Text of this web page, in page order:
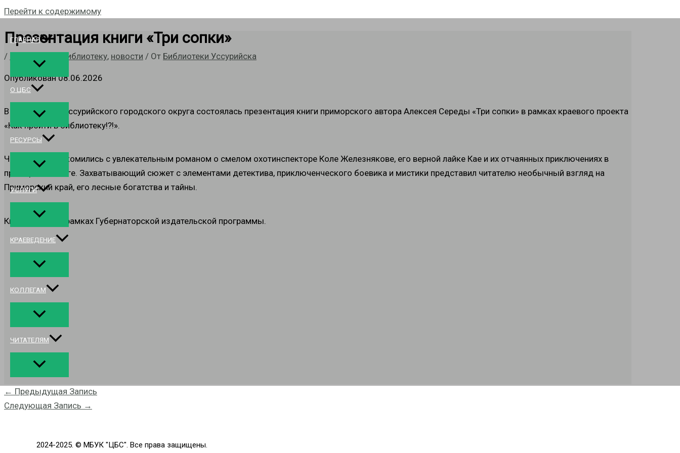
Перейти к содержимому
ГЛАВНАЯ
О ЦБС
РЕСУРСЫ
УСЛУГИ
КРАЕВЕДЕНИЕ
КОЛЛЕГАМ
ЧИТАТЕЛЯМ
Презентация книги «Три сопки»
/ Как пройти в библиотеку, новости / От Библиотеки Уссурийска
Опубликован 08.06.2026
В библиотеках Уссурийского городского округа состоялась презентация книги приморского автора Алексея Середы «Три сопки» в рамках краевого проекта
«Как пройти в библиотеку!?!».
Читатели познакомились с увлекательным романом о смелом охотинспекторе Коле Железнякове, его верной лайке Кае и их отчаянных приключениях в
приморской тайге. Захватывающий сюжет с элементами детектива, приключенческого боевика и мистики представил читателю необычный взгляд на
Приморский край, его лесные богатства и тайны.
Книга издана в рамках Губернаторской издательской программы.
← Предыдущая Запись
Следующая Запись →
2024-2025. © МБУК "ЦБС". Все права защищены.